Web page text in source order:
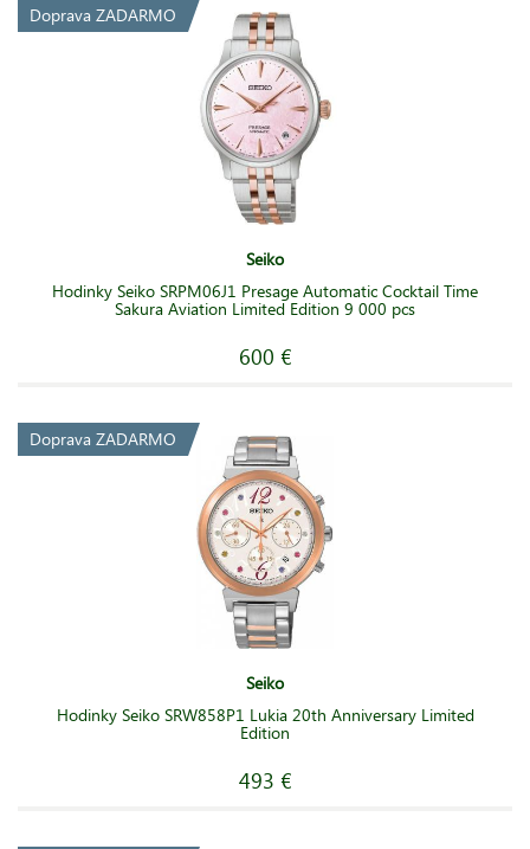
Doprava ZADARMO
Seiko
Hodinky Seiko SRPM06J1 Presage Automatic Cocktail Time
Sakura Aviation Limited Edition 9 000 pcs
600 €
Doprava ZADARMO
Seiko
Hodinky Seiko SRW858P1 Lukia 20th Anniversary Limited
Edition
493 €